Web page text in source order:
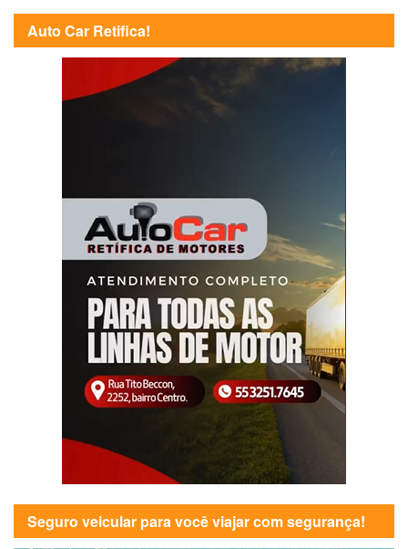
Auto Car Retifica!
Seguro veicular para você viajar com segurança!